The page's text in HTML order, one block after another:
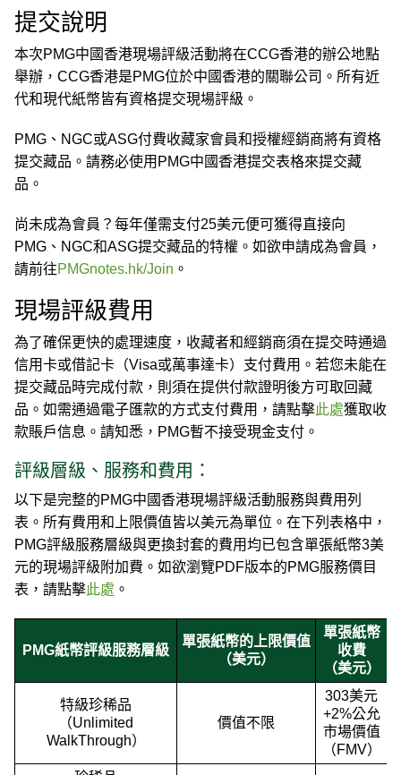
提交說明
本次PMG中國香港現場評級活動將在CCG香港的辦公地點
舉辦，CCG香港是PMG位於中國香港的關聯公司。所有近
代和現代紙幣皆有資格提交現場評級。
PMG、NGC或ASG付費收藏家會員和授權經銷商將有資格
提交藏品。請務必使用PMG中國香港提交表格來提交藏
品。
尚未成為會員？每年僅需支付25美元便可獲得直接向
PMG、NGC和ASG提交藏品的特權。如欲申請成為會員，
請前往PMGnotes.hk/Join 。
現場評級費用
為了確保更快的處理速度，收藏者和經銷商須在提交時通過
信用卡或借記卡（Visa或萬事達卡）支付費用。若您未能在
提交藏品時完成付款，則須在提供付款證明後方可取回藏
品。如需通過電子匯款的方式支付費用，請點擊此處獲取收
款賬戶信息。請知悉，PMG暫不接受現金支付。
評級層級、服務和費用：
以下是完整的PMG中國香港現場評級活動服務與費用列
表。所有費用和上限價值皆以美元為單位。在下列表格中，
PMG評級服務層級與更換封套的費用均已包含單張紙幣3美
元的現場評級附加費。如欲瀏覽PDF版本的PMG服務價目
表，請點擊此處 。
PMG紙幣評級服務層級
單張紙幣的上限價值
（美元）
單張紙幣
收費
（美元）
特級珍稀品
（Unlimited
WalkThrough）
價值不限
303美元
+2%公允
市場價值
（FMV）